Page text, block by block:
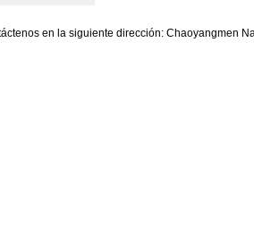
en la siguiente dirección: Chaoyangmen